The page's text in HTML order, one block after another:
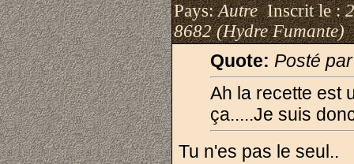
Pays:AutreInscrit le :
8682 (Hydre Fumante)
Quote: Posté
Ah la recette est
ça.....Je suis
Tu n'es pas le seul..